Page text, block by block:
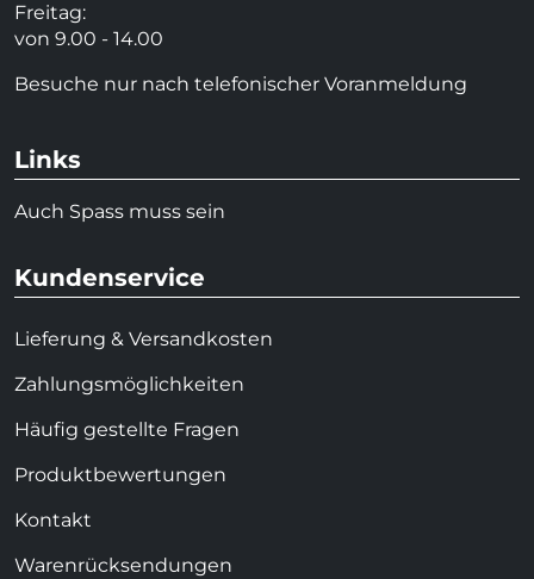
Freitag:
von 9.00 - 14.00
Besuche nur nach telefonischer Voranmeldung
Links
Auch Spass muss sein
Kundenservice
Lieferung & Versandkosten
Zahlungsmöglichkeiten
Häufig gestellte Fragen
Produktbewertungen
Kontakt
Warenrücksendungen